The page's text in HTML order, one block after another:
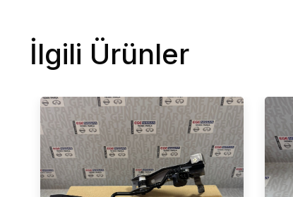
İlgili Ürünler